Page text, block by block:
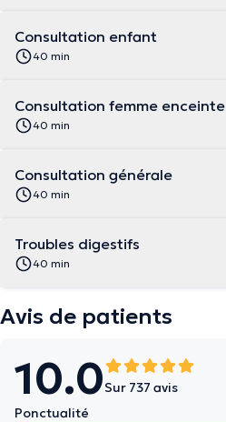
Consultation enfant
40 min
Consultation femme enceinte
40 min
Consultation générale
40 min
Troubles digestifs
40 min
Avis de patients
10.0Sur 737 avis
Ponctualité